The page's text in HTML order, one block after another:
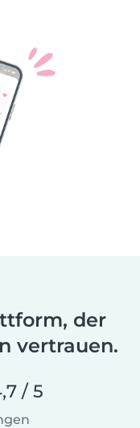
der
vertrauen.
/ 5